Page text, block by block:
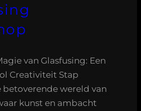
van Glasfusing: Een
Creativiteit Stap
betoverende wereld van
kunst en ambacht